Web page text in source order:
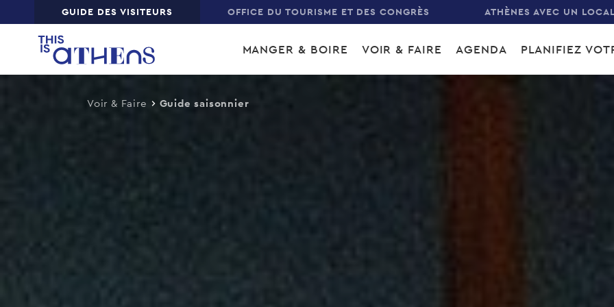
content
Top GUIDE DES VISITEURS OFFICE DU TOURISME ET DES CONGRÈS ATHÈNES AVEC UN LOCAL
Main
navigation
MANGER & BOIRE VOIR & FAIRE AGENDA PLANIFIEZ
Voir & Faire Guide saisonnier